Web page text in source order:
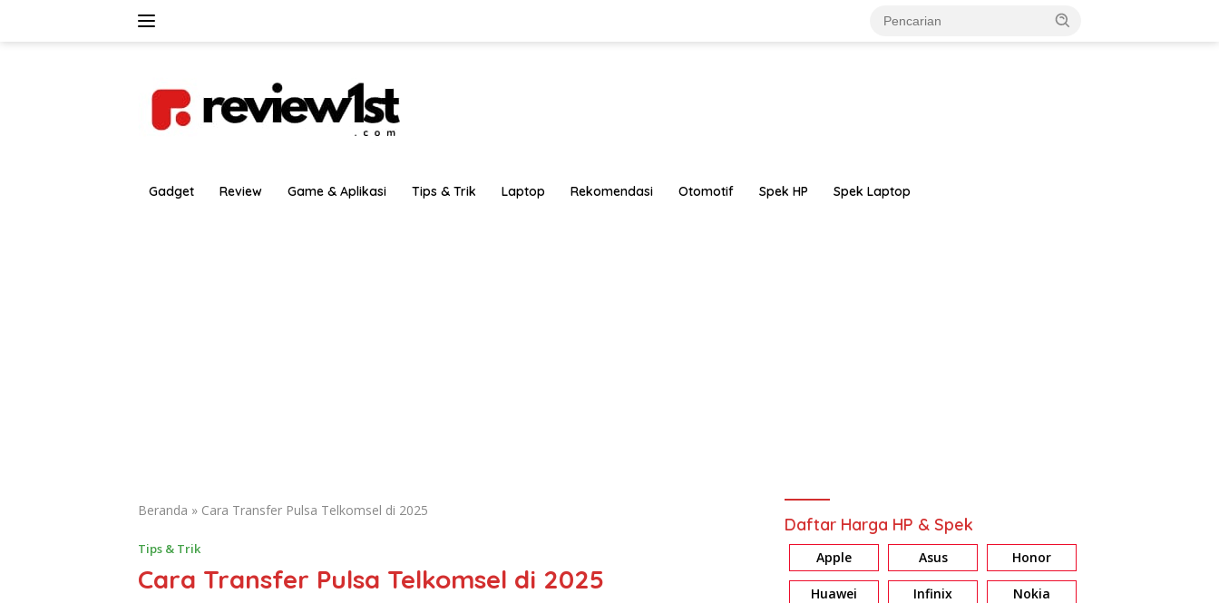
Gadget Review Game & Aplikasi Tips & Trik Laptop Rekomendasi Otomotif Spek HP Spek Laptop
Beranda » Cara Transfer Pulsa Telkomsel di 2025
Tips & Trik
Cara Transfer Pulsa Telkomsel di 2025
Daftar Harga HP & Spek
Apple Asus Honor
Huawei Infinix Nokia